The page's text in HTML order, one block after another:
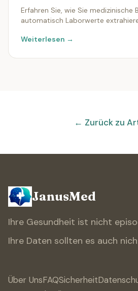
Erfahren Sie, wie Sie medizinische
automatisch Laborwerte
Weiterlesen →
← Zurück zu
JanusMed
Ihre Gesundheit ist nicht
Ihre Daten sollten es auch
Über UnsFAQSicherheit